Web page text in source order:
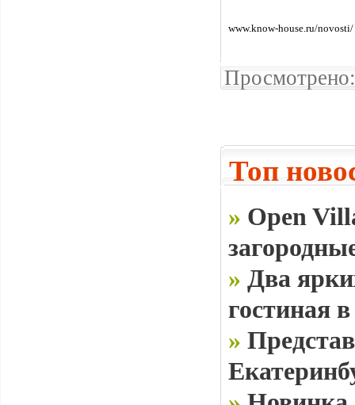
www.know-house.ru/novosti/
Топ
» Open
» Два
гостиная
»